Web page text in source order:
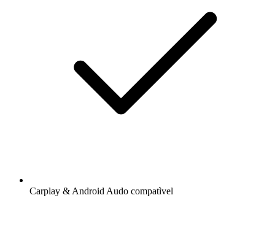
Carplay & Android Audo compatìvel